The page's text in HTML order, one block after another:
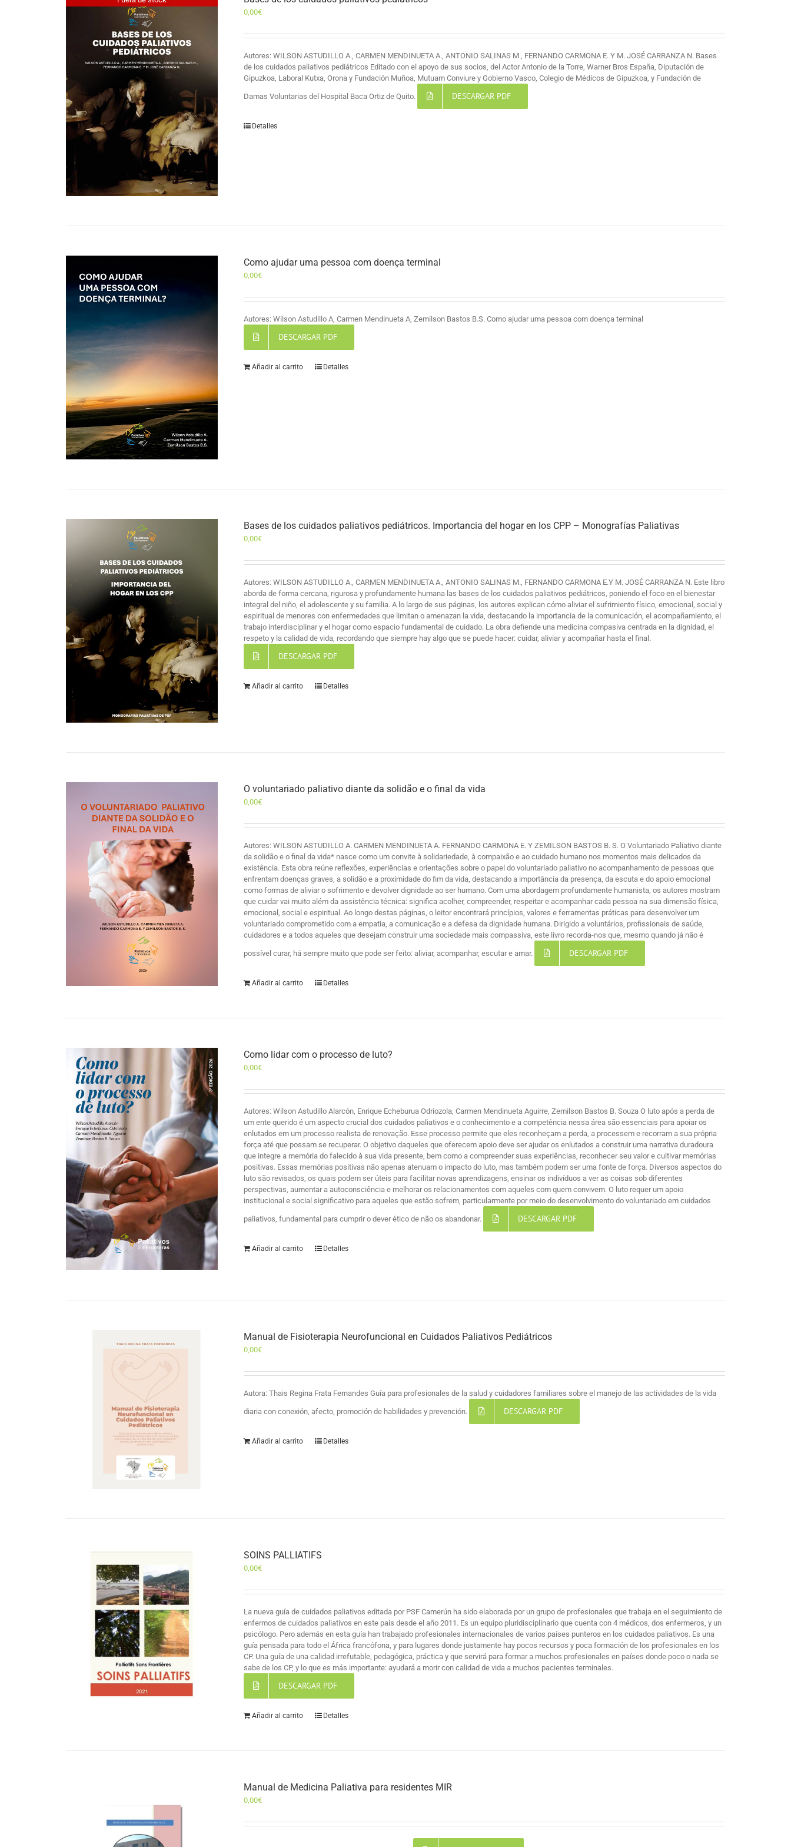
0,00€
Autores: WILSON ASTUDILLO A., CARMEN MENDINUETA A., ANTONIO SALINAS M., FERNANDO CARMONA E. Y M. JOSÉ CARRANZA N. Bases
de los cuidados paliativos pediátricos Editado con el apoyo de sus socios, del Actor Antonio de la Torre, Warner Bros España, Diputación de
Gipuzkoa, Laboral Kutxa, Orona y Fundación Muñoa, Mutuam Conviure y Gobierno Vasco, Colegio de Médicos de Gipuzkoa, y Fundación de
Damas Voluntarias del Hospital Baca Ortiz de Quito. DESCARGAR PDF
Detalles
Como ajudar uma pessoa com doença terminal
0,00€
Autores: Wilson Astudillo A, Carmen Mendinueta A, Zemilson Bastos B.S. Como ajudar uma pessoa com doença terminal
DESCARGAR PDF
Añadir al carrito Detalles
Bases de los cuidados paliativos pediátricos. Importancia del hogar en los CPP – Monografías Paliativas
0,00€
Autores: WILSON ASTUDILLO A., CARMEN MENDINUETA A., ANTONIO SALINAS M., FERNANDO CARMONA E.Y M. JOSÉ CARRANZA N. Este libro
aborda de forma cercana, rigurosa y profundamente humana las bases de los cuidados paliativos pediátricos, poniendo el foco en el bienestar
integral del niño, el adolescente y su familia. A lo largo de sus páginas, los autores explican cómo aliviar el sufrimiento físico, emocional, social y
espiritual de menores con enfermedades que limitan o amenazan la vida, destacando la importancia de la comunicación, el acompañamiento, el
trabajo interdisciplinar y el hogar como espacio fundamental de cuidado. La obra defiende una medicina compasiva centrada en la dignidad, el
respeto y la calidad de vida, recordando que siempre hay algo que se puede hacer: cuidar, aliviar y acompañar hasta el final.
DESCARGAR PDF
Añadir al carrito Detalles
O voluntariado paliativo diante da solidão e o final da vida
0,00€
Autores: WILSON ASTUDILLO A. CARMEN MENDINUETA A. FERNANDO CARMONA E. Y ZEMILSON BASTOS B. S. O Voluntariado Paliativo diante
da solidão e o final da vida* nasce como um convite à solidariedade, à compaixão e ao cuidado humano nos momentos mais delicados da
existência. Esta obra reúne reflexões, experiências e orientações sobre o papel do voluntariado paliativo no acompanhamento de pessoas que
enfrentam doenças graves, a solidão e a proximidade do fim da vida, destacando a importância da presença, da escuta e do apoio emocional
como formas de aliviar o sofrimento e devolver dignidade ao ser humano. Com uma abordagem profundamente humanista, os autores mostram
que cuidar vai muito além da assistência técnica: significa acolher, compreender, respeitar e acompanhar cada pessoa na sua dimensão física,
emocional, social e espiritual. Ao longo destas páginas, o leitor encontrará princípios, valores e ferramentas práticas para desenvolver um
voluntariado comprometido com a empatia, a comunicação e a defesa da dignidade humana. Dirigido a voluntários, profissionais de saúde,
cuidadores e a todos aqueles que desejam construir uma sociedade mais compassiva, este livro recorda-nos que, mesmo quando já não é
possível curar, há sempre muito que pode ser feito: aliviar, acompanhar, escutar e amar. DESCARGAR PDF
Añadir al carrito Detalles
Como lidar com o processo de luto?
0,00€
Autores: Wilson Astudillo Alarcón, Enrique Echeburua Odriozola, Carmen Mendinueta Aguirre, Zemilson Bastos B. Souza O luto após a perda de
um ente querido é um aspecto crucial dos cuidados paliativos e o conhecimento e a competência nessa área são essenciais para apoiar os
enlutados em um processo realista de renovação. Esse processo permite que eles reconheçam a perda, a processem e recorram a sua própria
força até que possam se recuperar. O objetivo daqueles que oferecem apoio deve ser ajudar os enlutados a construir uma narrativa duradoura
que integre a memória do falecido à sua vida presente, bem como a compreender suas experiências, reconhecer seu valor e cultivar memórias
positivas. Essas memórias positivas não apenas atenuam o impacto do luto, mas também podem ser uma fonte de força. Diversos aspectos do
luto são revisados, os quais podem ser úteis para facilitar novas aprendizagens, ensinar os indivíduos a ver as coisas sob diferentes
perspectivas, aumentar a autoconsciência e melhorar os relacionamentos com aqueles com quem convivem. O luto requer um apoio
institucional e social significativo para aqueles que estão sofrem, particularmente por meio do desenvolvimento do voluntariado em cuidados
paliativos, fundamental para cumprir o dever ético de não os abandonar. DESCARGAR PDF
Añadir al carrito Detalles
Manual de Fisioterapia Neurofuncional en Cuidados Paliativos Pediátricos
0,00€
Autora: Thais Regina Frata Fernandes Guía para profesionales de la salud y cuidadores familiares sobre el manejo de las actividades de la vida
diaria con conexión, afecto, promoción de habilidades y prevención. DESCARGAR PDF
Añadir al carrito Detalles
SOINS PALLIATIFS
0,00€
La nueva guía de cuidados paliativos editada por PSF Camerún ha sido elaborada por un grupo de profesionales que trabaja en el seguimiento de
enfermos de cuidados paliativos en este país desde el año 2011. Es un equipo pluridisciplinario que cuenta con 4 médicos, dos enfermeros, y un
psicólogo. Pero además en esta guía han trabajado profesionales internacionales de varios países punteros en los cuidados paliativos. Es una
guía pensada para todo el África francófona, y para lugares donde justamente hay pocos recursos y poca formación de los profesionales en los
CP. Una guía de una calidad irrefutable, pedagógica, práctica y que servirá para formar a muchos profesionales en países donde poco o nada se
sabe de los CP, y lo que es más importante: ayudará a morir con calidad de vida a muchos pacientes terminales.
DESCARGAR PDF
Añadir al carrito Detalles
Manual de Medicina Paliativa para residentes MIR
0,00€